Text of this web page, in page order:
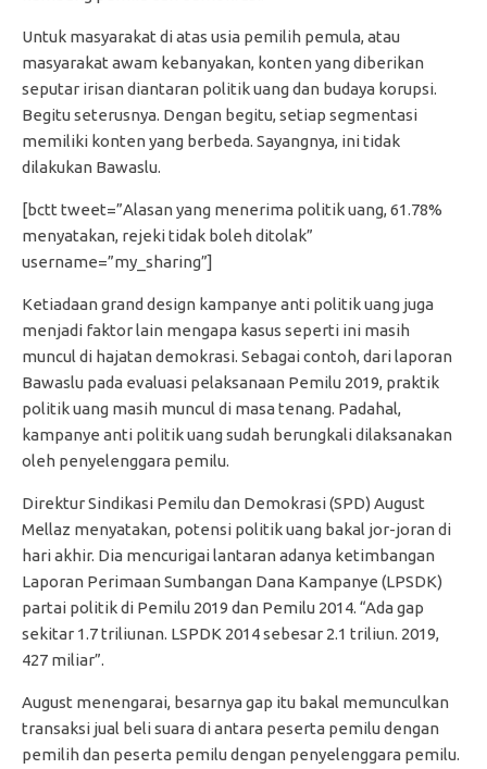
Untuk masyarakat di atas usia pemilih pemula, atau
masyarakat awam kebanyakan, konten yang diberikan
seputar irisan diantaran politik uang dan budaya korupsi.
Begitu seterusnya. Dengan begitu, setiap segmentasi
memiliki konten yang berbeda. Sayangnya, ini tidak
dilakukan Bawaslu.
[bctt tweet=”Alasan yang menerima politik uang, 61.78%
menyatakan, rejeki tidak boleh ditolak”
username=”my_sharing”]
Ketiadaan grand design kampanye anti politik uang juga
menjadi faktor lain mengapa kasus seperti ini masih
muncul di hajatan demokrasi. Sebagai contoh, dari laporan
Bawaslu pada evaluasi pelaksanaan Pemilu 2019, praktik
politik uang masih muncul di masa tenang. Padahal,
kampanye anti politik uang sudah berungkali dilaksanakan
oleh penyelenggara pemilu.
Direktur Sindikasi Pemilu dan Demokrasi (SPD) August
Mellaz menyatakan, potensi politik uang bakal jor-joran di
hari akhir. Dia mencurigai lantaran adanya ketimbangan
Laporan Perimaan Sumbangan Dana Kampanye (LPSDK)
partai politik di Pemilu 2019 dan Pemilu 2014. “Ada gap
sekitar 1.7 triliunan. LSPDK 2014 sebesar 2.1 triliun. 2019,
427 miliar”.
August menengarai, besarnya gap itu bakal memunculkan
transaksi jual beli suara di antara peserta pemilu dengan
pemilih dan peserta pemilu dengan penyelenggara pemilu.